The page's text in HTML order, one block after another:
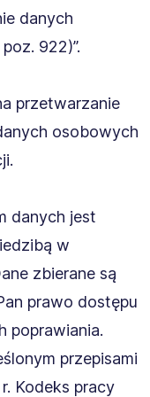
danych
922)”.
przetwarzanie
osobowych
danych jest
w
zbierane są
prawo dostępu
poprawiania.
przepisami
Kodeks pracy